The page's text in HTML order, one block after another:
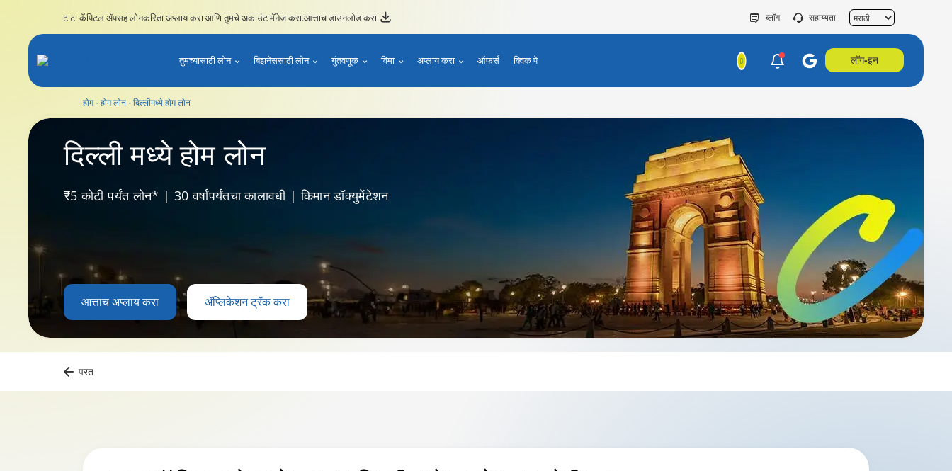
टाटा कॅपिटल ॲपसह लोनकरिता अप्लाय करा आणि तुमचे अकाउंट मॅनेज करा.आत्ताच डाउनलोड करा ब्लॉग सहाय्यता
तुमच्यासाठी लोन बिझनेससाठी लोन गुंतवणूक विमा अप्लाय करा ऑफर्स क्विक पे लॉग-इन
होम होम लोन दिल्लीमध्ये होम लोन
दिल्लीमध्ये होम लोन
₹5 कोटी पर्यंत लोन* | 30 वर्षांपर्यंतचा कालावधी | किमान डॉक्युमेंटेशन
आत्ताच अप्लाय करा ॲप्लिकेशन ट्रॅक करा
दिल्लीमध्ये होम लोन
परत